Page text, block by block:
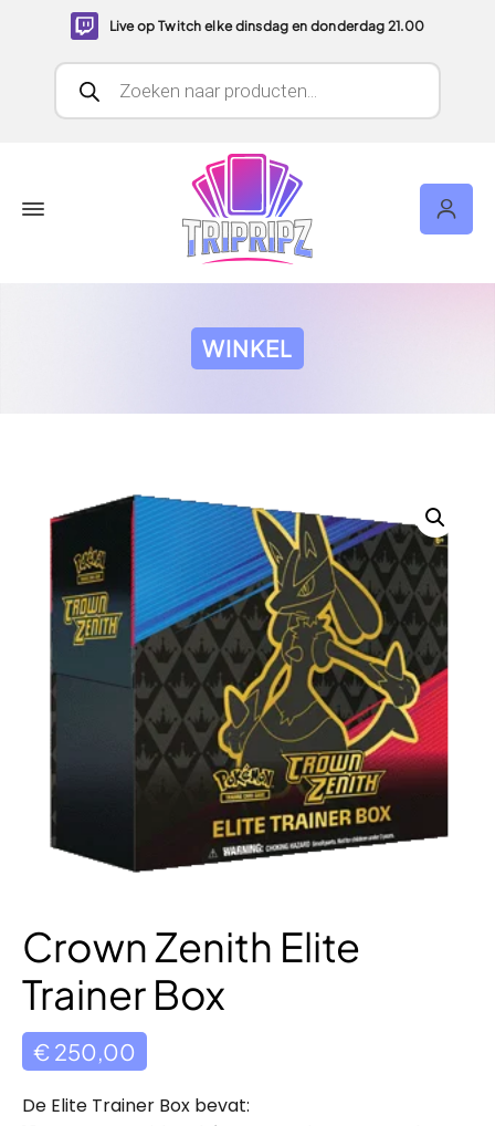
Live op Twitch elke dinsdag en donderdag 21.00
Producten zoeken
WINKEL
Crown Zenith Elite
Trainer Box
€ 250,00
De Elite Trainer Box bevat: